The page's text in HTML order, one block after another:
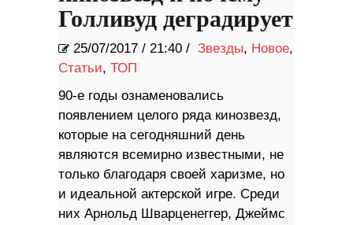
Голливуд деградирует
25/07/2017 / 21:40 / Звезды, Новое,
Статьи, ТОП
90-е годы ознаменовались
появлением целого ряда кинозвезд,
которые на сегодняшний день
являются всемирно известными, не
только благодаря своей харизме, но
и идеальной актерской игре. Среди
них Арнольд Шварценеггер, Джеймс